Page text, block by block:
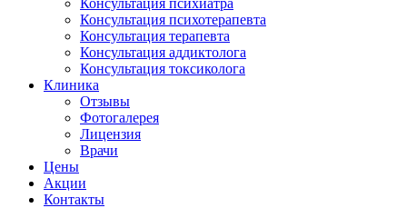
Консультация психиатра
Консультация психотерапевта
Консультация терапевта
Консультация аддиктолога
Консультация токсиколога
Клиника
Отзывы
Фотогалерея
Лицензия
Врачи
Цены
Акции
Контакты